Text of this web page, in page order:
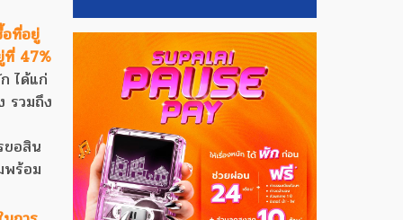
อที่อยู่
ที่ 47%
ได้แก่
รวมถึง
ขอสิน
พร้อม